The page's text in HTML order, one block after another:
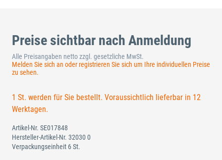
Preise sichtbar nach Anmeldung
Alle Preisangaben netto zzgl. gesetzliche MwSt.
Melden Sie sich an oder registrieren Sie sich um Ihre individuellen Preise
zu sehen.
1 St. werden für Sie bestellt. Voraussichtlich lieferbar in 12
Werktagen.
Artikel-Nr. SE017848
Hersteller-Artikel-Nr. 32030 0
Verpackungseinheit 6 St.